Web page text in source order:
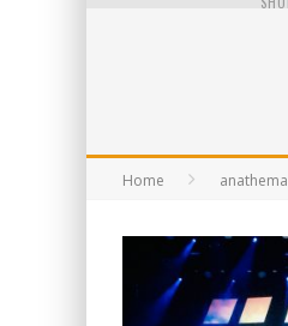
Home anathema